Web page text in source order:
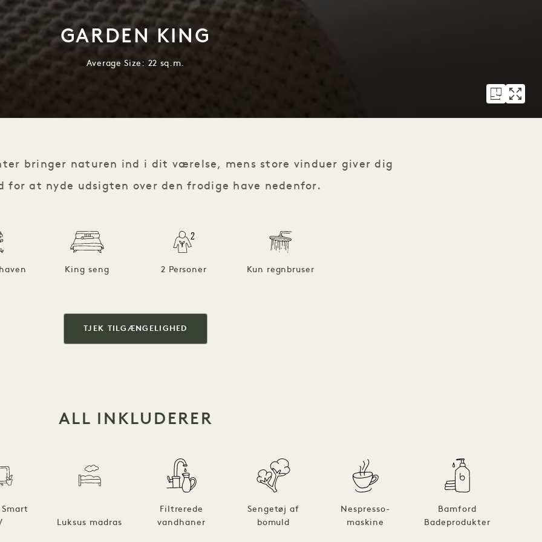
GARDEN KING
Average Size: 22 sq.m.
bringer naturen ind i dit værelse, mens store vinduer giver dig
for at nyde udsigten over den frodige have nedenfor.
King seng 2 Personer Kun regnbruser
TJEK TILGÆNGELIGHED
ALL INKLUDERER
Luksus madras
Filtrerede
vandhaner
Sengetøj af
bomuld
Nespresso-
maskine
Bamford
Badeprodukter